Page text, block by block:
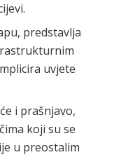
predstavlja
uvjete
i prašnjavo,
koji su se
u preostalim